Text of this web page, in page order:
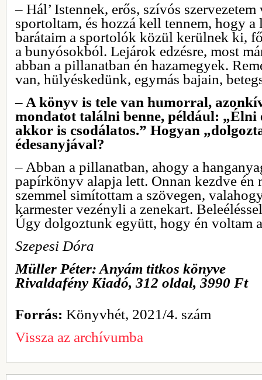
– Hál’ Istennek, erős, szívós
sportoltam, és hozzá kell tennem, hogy a
barátaim a sportolók közül kerülnek ki,
a bunyósokból. Lejárok edzésre, most
abban a pillanatban én hazamegyek.
van, hülyéskedünk, egymás bajain,
– A könyv is tele van humorral,
mondatot találni benne, például: „Élni
akkor is csodálatos.” Hogyan
édesanyjával?
– Abban a pillanatban, ahogy a
papírkönyv alapja lett. Onnan kezdve én
szemmel simítottam a szövegen,
karmester vezényli a zenekart.
Úgy dolgoztunk együtt, hogy én voltam a
Szepesi Dóra
Müller Péter: Anyám titkos könyve
Rivaldafény Kiadó, 312 oldal, 3990 Ft
Forrás: Könyvhét, 2021/4. szám
Vissza az archívumba